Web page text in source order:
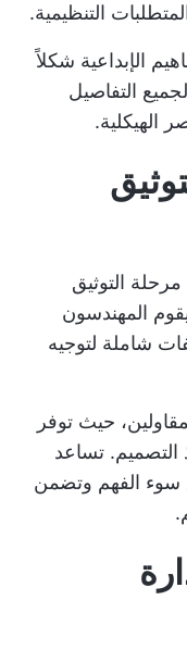
التنظيمية.
الإبداعية شكلاً
التفاصيل
الهيكلية.
التوثيق
المهندسون
شاملة لتوجيه
حيث توفر
التصميم. تساعد
سوء الفهم وتضمن